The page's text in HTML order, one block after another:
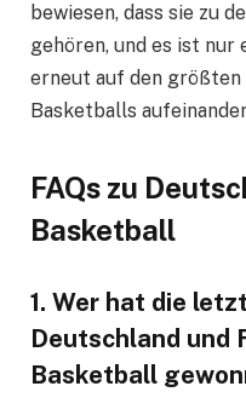
bewiesen, dass sie zu
gehören, und es ist nur
erneut auf den größten
Basketballs
FAQs zu
Basketball
1. Wer hat die
Deutschland und
Basketball